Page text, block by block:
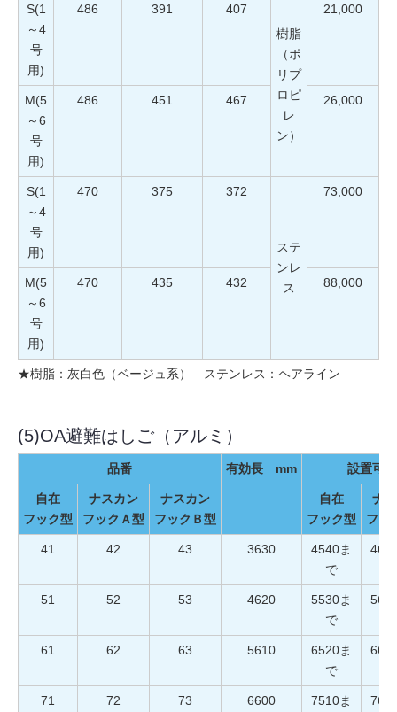
S(1
～4
号
用)
486 391
407
樹脂
（ポ
リプ
ロピ
レ
ン）
21,000
M(5
～6
号
用)
486 451 467 26,000
S(1
～4
号
用)
470 375 372
ステ
ンレ
ス
73,000
M(5
～6
号
用)
470 435 432 88,000
★樹脂：灰白色（ベージュ系） ステンレス：ヘアライン
(5)OA避難はしご（アルミ）
品番 有効長 mm 設置可
自在
フック型
ナスカン
フックＡ型
ナスカン
フックＢ型
自在
フック型
ナ
フッ
41 42 43 3630
4540ま
で
51 52 53 4620
5530ま
で
61 62 63 5610
6520ま
で
71 72 73 6600
7510ま